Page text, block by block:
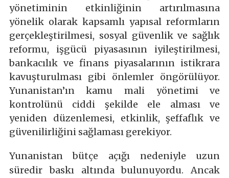
yönetiminin etkinliğinin artırılmasına
yönelik olarak kapsamlı yapısal reformların
gerçekleştirilmesi, sosyal güvenlik ve sağlık
reformu, işgücü piyasasının iyileştirilmesi,
bankacılık ve finans piyasalarının istikrara
kavuşturulması gibi önlemler öngörülüyor.
Yunanistan’ın kamu mali yönetimi ve
kontrolünü ciddi şekilde ele alması ve
yeniden düzenlemesi, etkinlik, şeffaflık ve
güvenilirliğini sağlaması gerekiyor.
Yunanistan bütçe açığı nedeniyle uzun
süredir baskı altında bulunuyordu. Ancak